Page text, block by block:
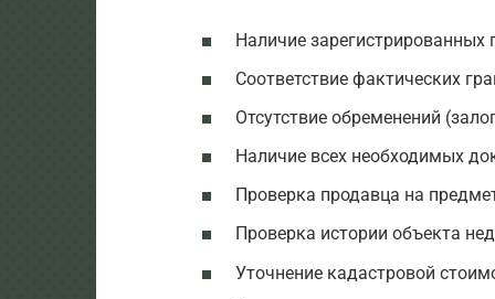
Наличие зарегистрированных
Соответствие фактических
Отсутствие обременений
Наличие всех необходимых
Проверка продавца на
Проверка истории объекта
Уточнение кадастровой